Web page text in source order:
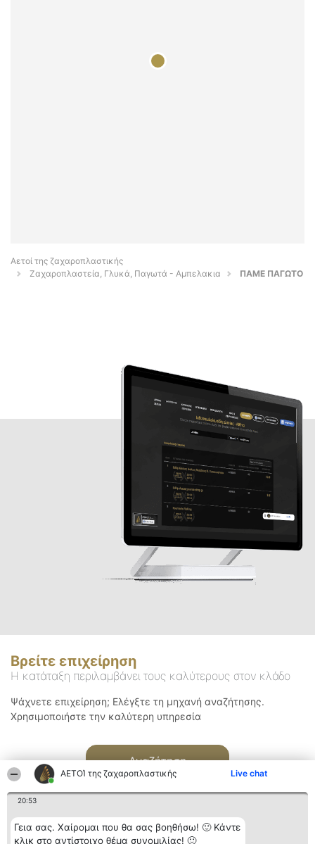
ΑΕΤΟΊ της ζαχαροπλαστικής Live chat
20:53
Γεια σας. Χαίρομαι που θα σας βοηθήσω! 🙂 Κάντε
κλικ στο αντίστοιχο θέμα συνομιλίας! 🙂
Αετοί της ζαχαροπλαστικής
Ζαχαροπλαστεία, Γλυκά, Παγωτά - Αμπελακια
ΠΑΜΕ ΠΑΓΩΤΟ
Βρείτε επιχείρηση
Η κατάταξη περιλαμβάνει τους καλύτερους στον κλάδο
Ψάχνετε επιχείρηση; Ελέγξτε τη μηχανή αναζήτησης.
Χρησιμοποιήστε την καλύτερη υπηρεσία
Αναζήτηση